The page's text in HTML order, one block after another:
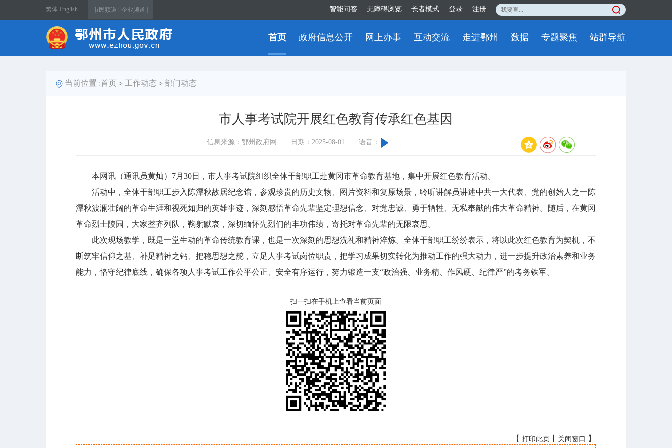
繁体 English 市民频道 | 企业频道 | 智能问答 无障碍浏览 长者模式 登录 注册
首页 政府信息公开 网上办事 互动交流 走进鄂州 数据 专题聚焦 站群导航
当前位置 :首页 > 工作动态 > 部门动态
市人事考试院开展红色教育传承红色基因
信息来源：鄂州政府网 日期：2025-08-01 语音：
本网讯（通讯员黄灿）7月30日，市人事考试院组织全体干部职工赴黄冈市革命教育基地，集中开展红色教育活动。
活动中，全体干部职工步入陈潭秋故居纪念馆，参观珍贵的历史文物、图片资料和复原场景，聆听讲解员讲述中共一大代表、党的创始人之一陈
潭秋波澜壮阔的革命生涯和视死如归的英雄事迹，深刻感悟革命先辈坚定理想信念、对党忠诚、勇于牺牲、无私奉献的伟大革命精神。随后，在黄冈
革命烈士陵园，大家整齐列队，鞠躬默哀，深切缅怀先烈们的丰功伟绩，寄托对革命先辈的无限哀思。
此次现场教学，既是一堂生动的革命传统教育课，也是一次深刻的思想洗礼和精神淬炼。全体干部职工纷纷表示，将以此次红色教育为契机，不
断筑牢信仰之基、补足精神之钙、把稳思想之舵，立足人事考试岗位职责，把学习成果切实转化为推动工作的强大动力，进一步提升政治素养和业务
能力，恪守纪律底线，确保各项人事考试工作公平公正、安全有序运行，努力锻造一支“政治强、业务精、作风硬、纪律严”的考务铁军。
扫一扫在手机上查看当前页面
【 打印此页 关闭窗口 】